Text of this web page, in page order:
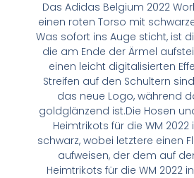
Das Adidas Belgium 2022
einen roten Torso mit
Was sofort ins Auge sticht, ist
die am Ende der Ärmel
einen leicht digitalisierten
Streifen auf den Schultern
das neue Logo, während
goldglänzend ist.Die Hosen
Heimtrikots für die WM 2022
schwarz, wobei letztere einen
aufweisen, der dem auf
Heimtrikots für die WM 2022